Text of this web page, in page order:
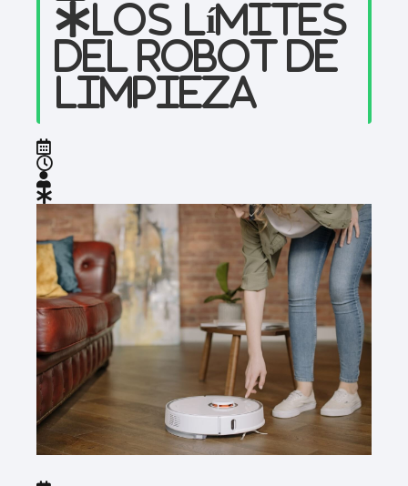
Los límites
del robot de
limpieza